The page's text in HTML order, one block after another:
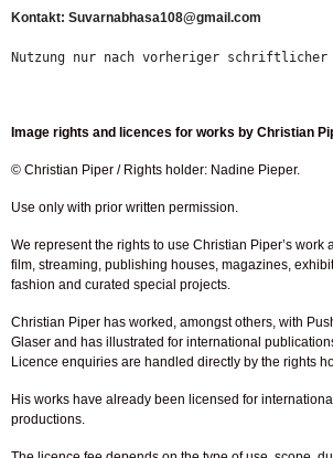
Kontakt: Suvarnabhasa108@gmail.com
Nutzung nur nach vorheriger schriftlicher
Image rights and licences for works by Christian
© Christian Piper / Rights holder: Nadine Pieper.
Use only with prior written permission.
We represent the rights to use Christian Piper’s work
film, streaming, publishing houses, magazines,
fashion and curated special projects.
Christian Piper has worked, amongst others, with
Glaser and has illustrated for international
Licence enquiries are handled directly by the rights
His works have already been licensed for
productions.